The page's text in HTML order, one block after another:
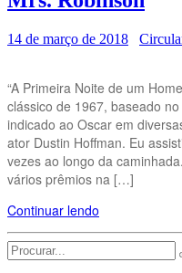
14 de março de 2018
“A Primeira Noite de um
clássico de 1967, baseado
indicado ao Oscar em
ator Dustin Hoffman. Eu
vezes ao longo da
vários prêmios na […]
Continuar lendo
Search
for: